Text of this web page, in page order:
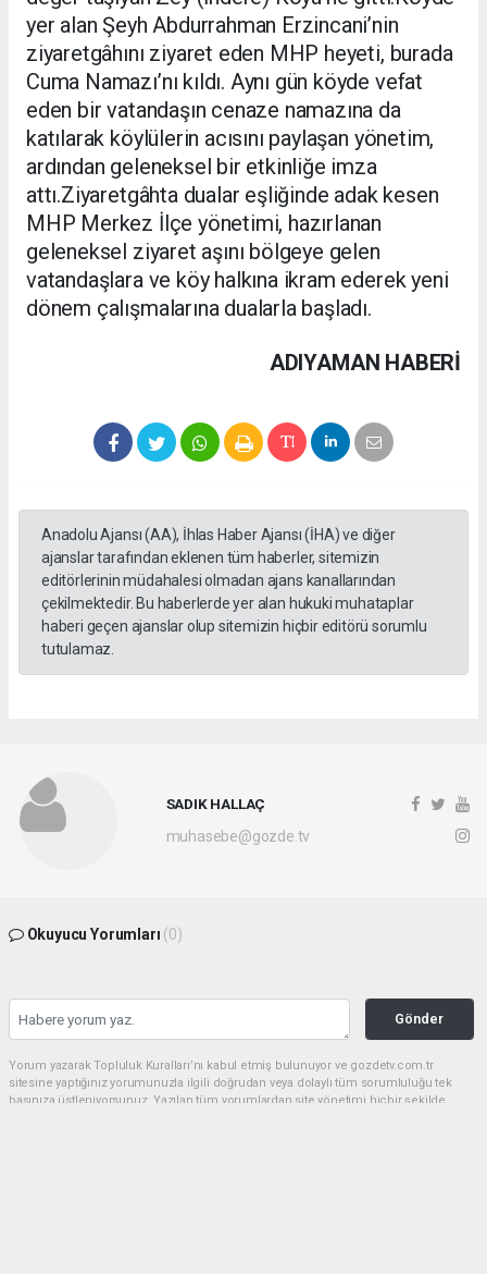
Adıyaman Adliyesi’nde düzenlenen törenle
mazbatasını teslim alan Başkan Aslancan ve
yönetim kurulu üyeleri, ilk programlarını
manevi bir etkinlikle gerçekleştirdi. Ekip,
mazbata alımının ardından Adıyaman şehir
merkezine yaklaşık 3 kilometre uzaklıkta
bulunan ve yöre halkı için büyük bir manevi
değer taşıyan Zey (İndere) Köyü’ne gitti.Köyde
yer alan Şeyh Abdurrahman Erzincani’nin
ziyaretgâhını ziyaret eden MHP heyeti, burada
Cuma Namazı’nı kıldı. Aynı gün köyde vefat
eden bir vatandaşın cenaze namazına da
katılarak köylülerin acısını paylaşan yönetim,
MHP Merkez İlçe yönetimi, hazırlanan
geleneksel ziyaret aşını bölgeye gelen
dönem çalışmalarına dualarla başladı.
ADIYAMAN HABERİ
ajanslar tarafından eklenen tüm haberler, sitemizin
editörlerinin müdahalesi olmadan ajans kanallarından
çekilmektedir. Bu haberlerde yer alan hukuki muhataplar
haberi geçen ajanslar olup sitemizin hiçbir editörü sorumlu